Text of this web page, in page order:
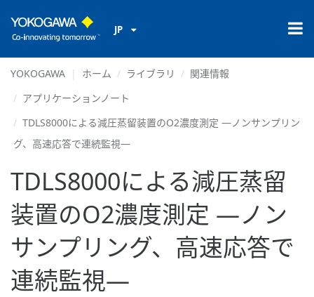
JP
YOKOGAWA ホーム ライブラリ
関連情報
アプリケーションノート
TDLS8000による減圧蒸留装置のO2濃度測定 ―ノンサンプリン
グ、高速応答で連続監視―
TDLS8000による減圧蒸留
装置のO2濃度測定 ―ノン
サンプリング、高速応答で
連続監視―